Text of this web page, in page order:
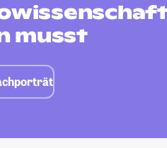
musst